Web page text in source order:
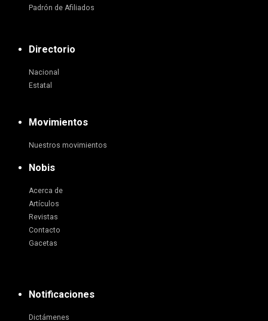
Padrón de Afiliados
Directorio
Nacional
Estatal
Movimientos
Nuestros movimientos
Nobis
Acerca de
Artículos
Revistas
Contacto
Gacetas
Notificaciones
Dictámenes